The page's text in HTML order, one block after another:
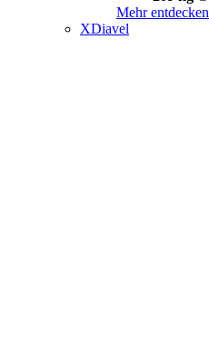
Mehr entdecken
XDiavel